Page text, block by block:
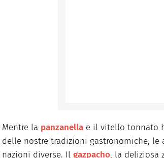
Mentre la panzanella e il vitello tonnato
delle nostre tradizioni gastronomiche, le
nazioni diverse. Il gazpacho, la deliziosa